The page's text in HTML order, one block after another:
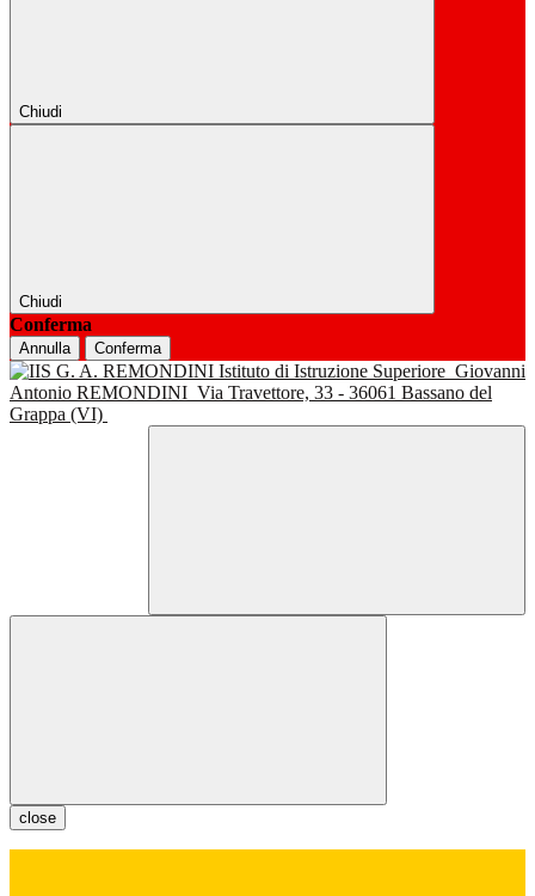
Chiudi
Chiudi
Conferma
Annulla Conferma
Istituto di Istruzione Superiore Giovanni
Antonio REMONDINI Via Travettore, 33 - 36061 Bassano del
Grappa (VI)
close